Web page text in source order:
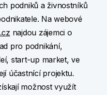
podniků a živnostníků
Na webové
najdou zájemci o
pro podnikání,
start-up market, ve
účastnící projektu.
možnost využít